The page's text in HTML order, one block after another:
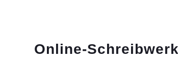
Online-